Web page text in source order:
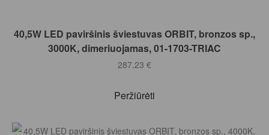
Į KREPŠELĮ
40,5W LED paviršinis šviestuvas ORBIT, bronzos sp.,
3000K, dimeriuojamas, 01-1703-TRIAC
287.23 €
Peržiūrėti